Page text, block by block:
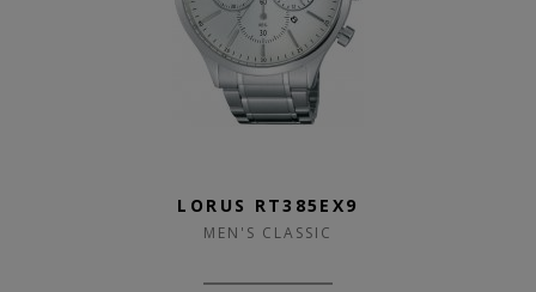
LORUS RT385EX9
MEN'S CLASSIC